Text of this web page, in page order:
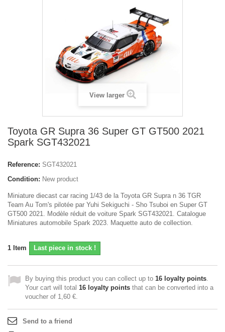
View larger
Toyota GR Supra 36 Super GT GT500 2021
Spark SGT432021
Reference: SGT432021
Condition: New product
Miniature diecast car racing 1/43 de la Toyota GR Supra n 36 TGR
Team Au Tom's pilotée par Yuhi Sekiguchi - Sho Tsuboi en Super GT
GT500 2021. Modèle réduit de voiture Spark SGT432021. Catalogue
Miniatures automobile Spark 2023. Maquette auto de collection.
1 Item Last piece in stock !
By buying this product you can collect up to 16 loyalty points.
Your cart will total 16 loyalty points that can be converted into a
voucher of 1,60 €.
Send to a friend